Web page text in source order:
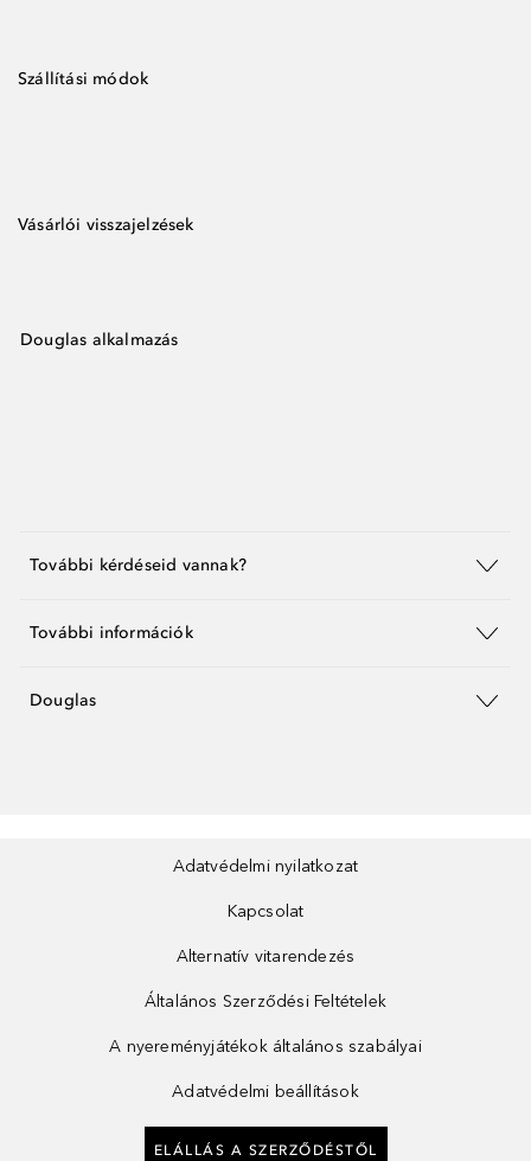
Szállítási módok
Vásárlói visszajelzések
Douglas alkalmazás
További kérdéseid vannak?
További információk
Douglas
Adatvédelmi nyilatkozat
Kapcsolat
Alternatív vitarendezés
Általános Szerződési Feltételek
A nyereményjátékok általános szabályai
Adatvédelmi beállítások
ELÁLLÁS A SZERZŐDÉSTŐL